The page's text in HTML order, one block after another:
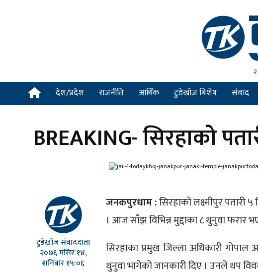
देश/प्रदेश राजनीति आर्थिक टुडेखोज बिशेष संवाद
BREAKING- सिरहाको
टुडेखोज संवाददाता
२०७६ मंसिर १४,
शनिबार १५:०६
जनकपुरधाम :सिरहाको लक्ष्मीपुर पतारी
। आज साँझ विभिन्न मुद्दाका ८ थुनुवा फरार
सिरहाका प्रमुख जिल्ला अधिकारी
थुनुवा भागेको जानकारी दिए । उनले थप